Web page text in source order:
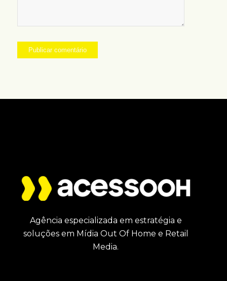
Agência especializada em estratégia e
soluções em Mídia Out Of Home e Retail
Media.